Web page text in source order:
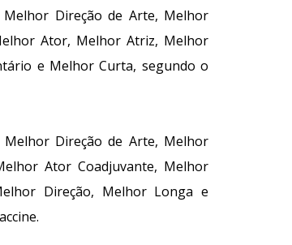
Direção de Arte, Melhor
Ator, Melhor Atriz, Melhor
e Melhor Curta, segundo o
Direção de Arte, Melhor
Ator Coadjuvante, Melhor
Direção, Melhor Longa e